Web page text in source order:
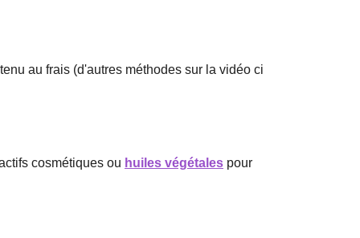
au frais (d'autres méthodes sur la vidéo ci
cosmétiques ou huiles végétales pour